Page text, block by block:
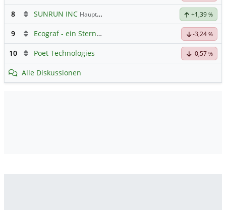
8 SUNRUN INC Hauptdiskussion +1,39 %
9 Ecograf - ein Stern am Graphithimmel -3,24 %
10 Poet Technologies -0,57 %
Alle Diskussionen